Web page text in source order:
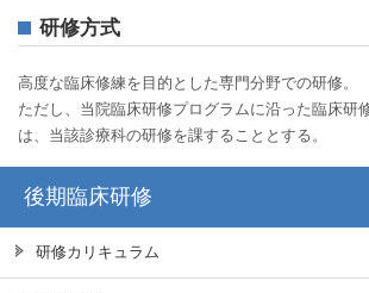
研修方式
高度な臨床修練を目的とした専門分野での研修。
ただし、当院臨床研修プログラムに沿った臨床研
は、当該診療科の研修を課することとする。
後期臨床研修
研修カリキュラム